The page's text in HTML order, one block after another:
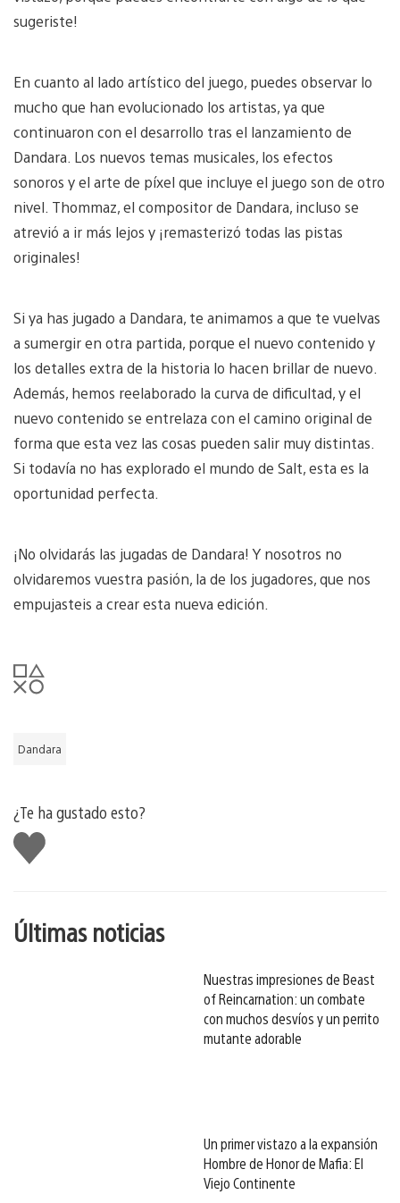
sugeriste!
En cuanto al lado artístico del juego, puedes observar lo
mucho que han evolucionado los artistas, ya que
continuaron con el desarrollo tras el lanzamiento de
Dandara. Los nuevos temas musicales, los efectos
sonoros y el arte de píxel que incluye el juego son de otro
nivel. Thommaz, el compositor de Dandara, incluso se
atrevió a ir más lejos y ¡remasterizó todas las pistas
originales!
Si ya has jugado a Dandara, te animamos a que te vuelvas
a sumergir en otra partida, porque el nuevo contenido y
los detalles extra de la historia lo hacen brillar de nuevo.
Además, hemos reelaborado la curva de dificultad, y el
nuevo contenido se entrelaza con el camino original de
forma que esta vez las cosas pueden salir muy distintas.
Si todavía no has explorado el mundo de Salt, esta es la
oportunidad perfecta.
¡No olvidarás las jugadas de Dandara! Y nosotros no
olvidaremos vuestra pasión, la de los jugadores, que nos
empujasteis a crear esta nueva edición.
Dandara
¿Te ha gustado esto?
Me
gusta
esto
Últimas noticias
Nuestras impresiones de Beast
of Reincarnation: un combate
con muchos desvíos y un perrito
mutante adorable
Un primer vistazo a la expansión
Hombre de Honor de Mafia: El
Viejo Continente